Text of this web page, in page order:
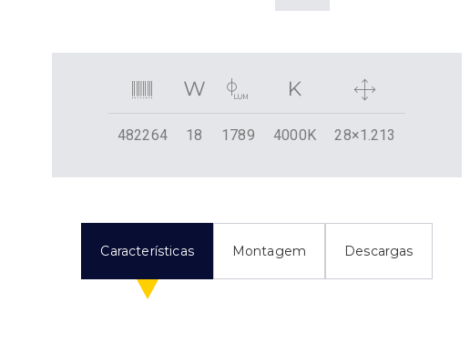
482264 18 1789 4000K 28×1.213
Características Montagem Descargas